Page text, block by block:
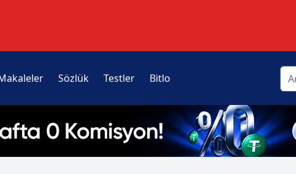
Sözlük Testler Bitlo